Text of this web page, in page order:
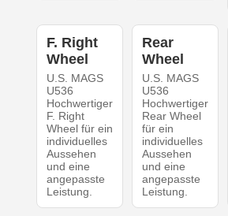
F. Right
Wheel
U.S. MAGS
U536
Hochwertiger
F. Right
Wheel für ein
individuelles
Aussehen
und eine
angepasste
Leistung.
Rear
Wheel
U.S. MAGS
U536
Hochwertiger
Rear Wheel
für ein
individuelles
Aussehen
und eine
angepasste
Leistung.